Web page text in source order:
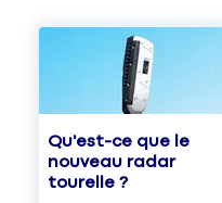
Qu'est-ce que le
nouveau radar
tourelle ?